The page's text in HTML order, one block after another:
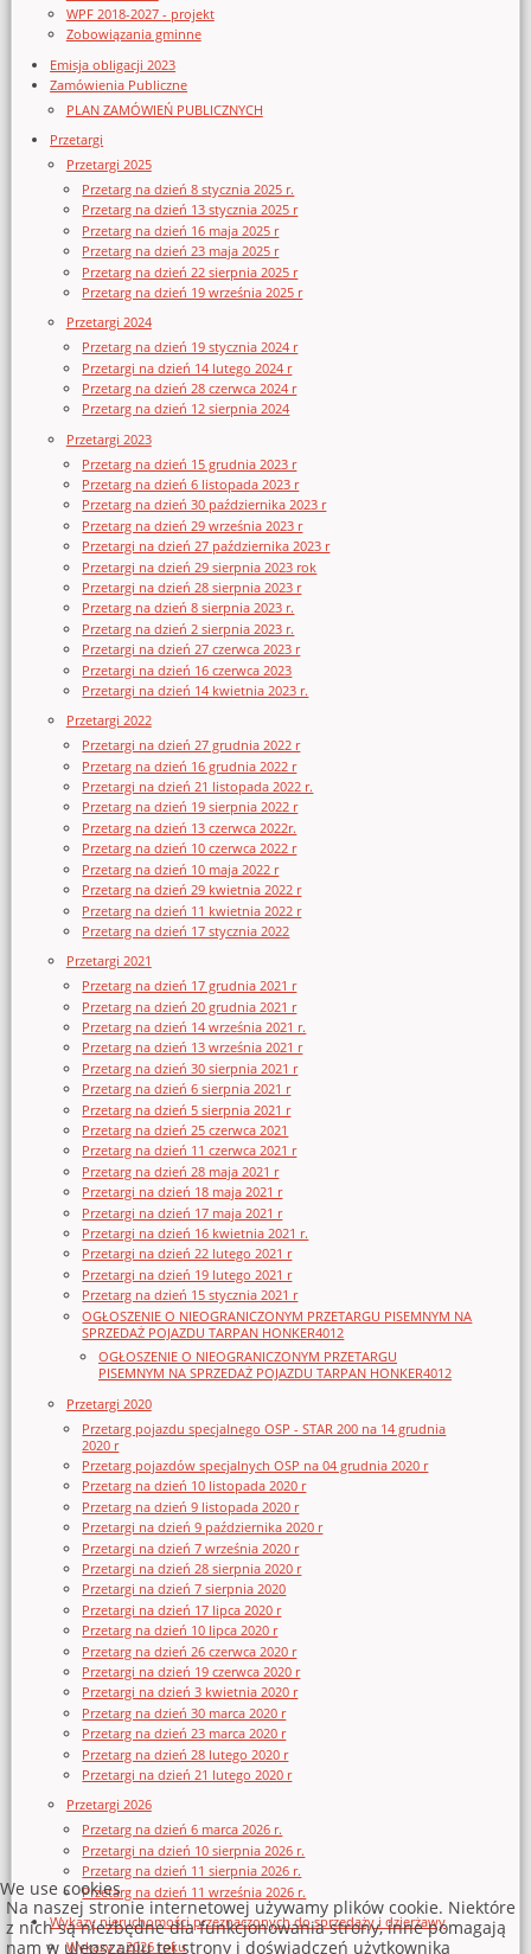
WPF 2018-2027 - projekt
Zobowiązania gminne
Emisja obligacji 2023
Zamówienia Publiczne
PLAN ZAMÓWIEŃ PUBLICZNYCH
Przetargi
Przetargi 2025
Przetarg na dzień 8 stycznia 2025 r.
Przetarg na dzień 13 stycznia 2025 r
Przetarg na dzień 16 maja 2025 r
Przetarg na dzień 23 maja 2025 r
Przetarg na dzień 22 sierpnia 2025 r
Przetarg na dzień 19 września 2025 r
Przetargi 2024
Przetarg na dzień 19 stycznia 2024 r
Przetargi na dzień 14 lutego 2024 r
Przetarg na dzień 28 czerwca 2024 r
Przetarg na dzień 12 sierpnia 2024
Przetargi 2023
Przetarg na dzień 15 grudnia 2023 r
Przetarg na dzień 6 listopada 2023 r
Przetarg na dzień 30 października 2023 r
Przetarg na dzień 29 września 2023 r
Przetargi na dzień 27 października 2023 r
Przetargi na dzień 29 sierpnia 2023 rok
Przetargi na dzień 28 sierpnia 2023 r
Przetarg na dzień 8 sierpnia 2023 r.
Przetarg na dzień 2 sierpnia 2023 r.
Przetargi na dzień 27 czerwca 2023 r
Przetargi na dzień 16 czerwca 2023
Przetargi na dzień 14 kwietnia 2023 r.
Przetargi 2022
Przetargi na dzień 27 grudnia 2022 r
Przetarg na dzień 16 grudnia 2022 r
Przetargi na dzień 21 listopada 2022 r.
Przetarg na dzień 19 sierpnia 2022 r
Przetarg na dzień 13 czerwca 2022r.
Przetarg na dzień 10 czerwca 2022 r
Przetarg na dzień 10 maja 2022 r
Przetarg na dzień 29 kwietnia 2022 r
Przetarg na dzień 11 kwietnia 2022 r
Przetarg na dzień 17 stycznia 2022
Przetargi 2021
Przetarg na dzień 17 grudnia 2021 r
Przetarg na dzień 20 grudnia 2021 r
Przetarg na dzień 14 września 2021 r.
Przetarg na dzień 13 września 2021 r
Przetarg na dzień 30 sierpnia 2021 r
Przetarg na dzień 6 sierpnia 2021 r
Przetarg na dzień 5 sierpnia 2021 r
Przetarg na dzień 25 czerwca 2021
Przetarg na dzień 11 czerwca 2021 r
Przetarg na dzień 28 maja 2021 r
Przetargi na dzień 18 maja 2021 r
Przetargi na dzień 17 maja 2021 r
Przetargi na dzień 16 kwietnia 2021 r.
Przetargi na dzień 22 lutego 2021 r
Przetargi na dzień 19 lutego 2021 r
Przetarg na dzień 15 stycznia 2021 r
OGŁOSZENIE O NIEOGRANICZONYM PRZETARGU PISEMNYM NA
SPRZEDAŻ POJAZDU TARPAN HONKER4012
OGŁOSZENIE O NIEOGRANICZONYM PRZETARGU
PISEMNYM NA SPRZEDAŻ POJAZDU TARPAN HONKER4012
Przetargi 2020
Przetarg pojazdu specjalnego OSP - STAR 200 na 14 grudnia
2020 r
Przetarg pojazdów specjalnych OSP na 04 grudnia 2020 r
Przetarg na dzień 10 listopada 2020 r
Przetarg na dzień 9 listopada 2020 r
Przetargi na dzień 9 października 2020 r
Przetargi na dzień 7 września 2020 r
Przetargi na dzień 28 sierpnia 2020 r
Przetargi na dzień 7 sierpnia 2020
Przetargi na dzień 17 lipca 2020 r
Przetarg na dzień 10 lipca 2020 r
Przetarg na dzień 26 czerwca 2020 r
Przetargi na dzień 19 czerwca 2020 r
Przetargi na dzień 3 kwietnia 2020 r
Przetarg na dzień 30 marca 2020 r
Przetarg na dzień 23 marca 2020 r
Przetarg na dzień 28 lutego 2020 r
Przetargi na dzień 21 lutego 2020 r
Przetargi 2026
Przetarg na dzień 6 marca 2026 r.
Przetargi na dzień 10 sierpnia 2026 r.
Przetarg na dzień 11 sierpnia 2026 r.
Przetarg na dzień 11 września 2026 r.
Wykazy nieruchomości przeznaczonych do sprzedaży i dzierżawy
Wykazy z 2026 roku
We use cookies
Na naszej stronie internetowej używamy plików cookie. Niektóre
z nich są niezbędne dla funkcjonowania strony, inne pomagają
nam w ulepszaniu tej strony i doświadczeń użytkownika